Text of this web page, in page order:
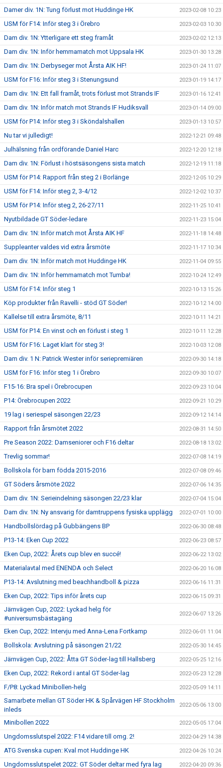
Damer div. 1N: Tung förlust mot Huddinge HK 2023-02-08 10:23
USM för F14: Inför steg 3 i Örebro 2023-02-03 10:30
Dam div. 1N: Ytterligare ett steg framåt 2023-02-02 12:13
Dam div. 1N: Inför hemmamatch mot Uppsala HK 2023-01-30 13:28
Dam div. 1N: Derbyseger mot Årsta AIK HF! 2023-01-24 11:07
USM för F16: Inför steg 3 i Stenungsund 2023-01-19 14:17
Dam div. 1N: Ett fall framåt, trots förlust mot Strands IF 2023-01-16 12:41
Dam div. 1N: Inför match mot Strands IF Hudiksvall 2023-01-14 09:00
USM för P14: Inför steg 3 i Sköndalshallen 2023-01-13 10:57
Nu tar vi julledigt! 2022-12-21 09:48
Julhälsning från ordförande Daniel Harc 2022-12-20 12:18
Dam div. 1N: Förlust i höstsäsongens sista match 2022-12-19 11:18
USM för P14: Rapport från steg 2 i Borlänge 2022-12-05 10:29
USM för F14: Inför steg 2, 3-4/12 2022-12-02 10:37
USM för P14: Inför steg 2, 26-27/11 2022-11-25 10:41
Nyutbildade GT Söder-ledare 2022-11-23 15:04
Dam div. 1N: Inför match mot Årsta AIK HF 2022-11-18 14:48
Suppleanter valdes vid extra årsmöte 2022-11-17 10:34
Dam div. 1N: Inför match mot Huddinge HK 2022-11-04 09:55
Dam div. 1N: Inför hemmamatch mot Tumba! 2022-10-24 12:49
USM för F14: Inför steg 1 2022-10-13 15:26
Köp produkter från Ravelli - stöd GT Söder! 2022-10-12 14:00
Kallelse till extra årsmöte, 8/11 2022-10-11 14:21
USM för P14: En vinst och en förlust i steg 1 2022-10-11 12:28
USM för F16: Laget klart för steg 3! 2022-10-03 12:08
Dam div. 1 N: Patrick Wester inför seriepremiären 2022-09-30 14:18
USM för F16: Inför steg 1 i Örebro 2022-09-30 10:07
F15-16: Bra spel i Örebrocupen 2022-09-23 10:04
P14: Örebrocupen 2022 2022-09-21 10:29
19 lag i seriespel säsongen 22/23 2022-09-12 14:14
Rapport från årsmötet 2022 2022-08-31 14:50
Pre Season 2022: Damseniorer och F16 deltar 2022-08-18 13:02
Trevlig sommar! 2022-07-08 14:19
Bollskola för barn födda 2015-2016 2022-07-08 09:46
GT Söders årsmöte 2022 2022-07-06 14:35
Dam div. 1N: Serieindelning säsongen 22/23 klar 2022-07-04 15:04
Dam div. 1N: Ny ansvarig för damtruppens fysiska upplägg 2022-07-01 10:00
Handbollslördag på Gubbängens BP 2022-06-30 08:48
P13-14: Eken Cup 2022 2022-06-23 08:57
Eken Cup, 2022: Årets cup blev en succé! 2022-06-22 13:02
Materialavtal med ENENDA och Select 2022-06-20 16:08
P13-14: Avslutning med beachhandboll & pizza 2022-06-16 11:31
Eken Cup, 2022: Tips inför årets cup 2022-06-15 09:31
Järnvägen Cup, 2022: Lyckad helg för
#universumsbästagäng
2022-06-07 13:26
Eken Cup, 2022: Intervju med Anna-Lena Fortkamp 2022-06-01 11:04
Bollskola: Avslutning på säsongen 21/22 2022-05-30 14:45
Järnvägen Cup, 2022: Åtta GT Söder-lag till Hallsberg 2022-05-25 12:16
Eken Cup, 2022: Rekord i antal GT Söder-lag 2022-05-23 12:28
F/P8: Lyckad Minibollen-helg 2022-05-09 14:11
Samarbete mellan GT Söder HK & Spårvägen HF Stockholm
inleds
2022-05-06 13:00
Minibollen 2022 2022-05-05 17:04
Ungdomsslutspel 2022: F14 vidare till omg. 2! 2022-04-29 14:38
ATG Svenska cupen: Kval mot Huddinge HK 2022-04-26 10:24
Ungdomsslutspelet 2022: GT Söder deltar med fyra lag 2022-04-20 09:36